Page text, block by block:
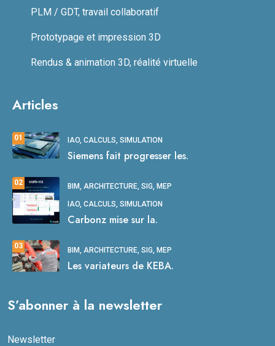
PLM / GDT, travail collaboratif
Prototypage et impression 3D
Rendus & animation 3D, réalité virtuelle
Articles
01 IAO, CALCULS, SIMULATION
Siemens fait progresser les.
02 BIM, ARCHITECTURE, SIG, MEP
IAO, CALCULS, SIMULATION
Carbonz mise sur la.
03 BIM, ARCHITECTURE, SIG, MEP
Les variateurs de KEBA.
S’abonner à la newsletter
Newsletter